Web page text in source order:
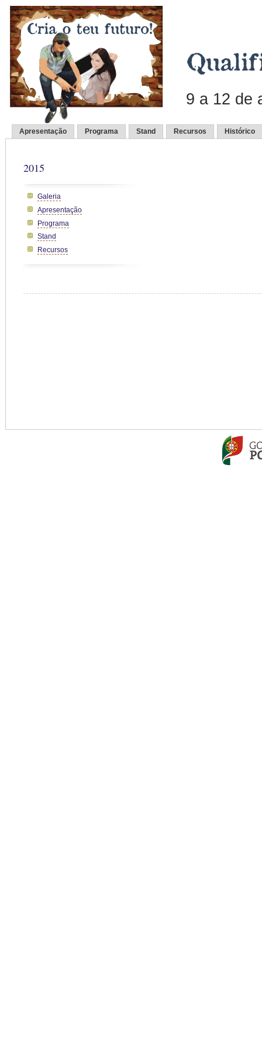
9 a 12 de
Apresentação Programa Stand Recursos Histórico
2015
Galeria
Apresentação
Programa
Stand
Recursos